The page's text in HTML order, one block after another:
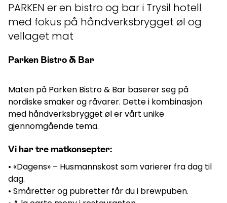
NRK
PARKEN er en bistro og bar i Trysil hotell
med fokus på håndverksbrygget øl og
vellaget mat
Parken Bistro & Bar
Maten på Parken Bistro & Bar baserer seg på
nordiske smaker og råvarer. Dette i kombinasjon
med håndverksbrygget øl er vårt unike
gjennomgående tema.
Vi har tre matkonsepter:
• «Dagens» – Husmannskost som varierer fra dag til
dag.
• Småretter og pubretter får du i brewpuben.